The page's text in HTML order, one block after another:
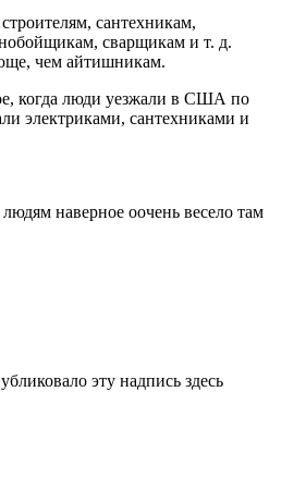
сантехникам,
сварщикам и т. д.
чем айтишникам.
когда люди уезжали в США по
электриками, сантехниками и
наверное оочень весело там
эту надпись здесь